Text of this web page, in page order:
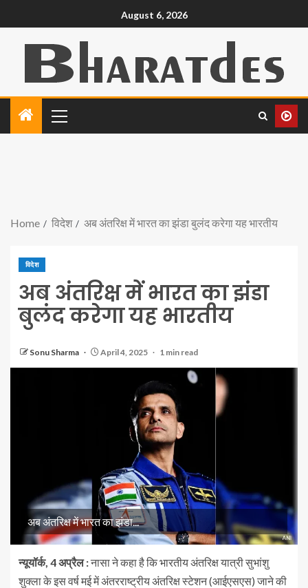
August 6, 2026
Home विदेश अब अंतरिक्ष में भारत का झंडा बुलंद करेगा यह भारतीय
विदेश
अब अंतरिक्ष में भारत का झंडा
बुलंद करेगा यह भारतीय
Sonu Sharma April 4, 2025 1 min read
अब अंतरिक्ष में भारत का झंडा...
न्यूयॉर्क, 4 अप्रैल :नासा ने कहा है कि भारतीय अंतरिक्ष यात्री सुभांशु
शुक्ला के इस वर्ष मई में अंतरराष्ट्रीय अंतरिक्ष स्टेशन (आईएसएस) जाने की